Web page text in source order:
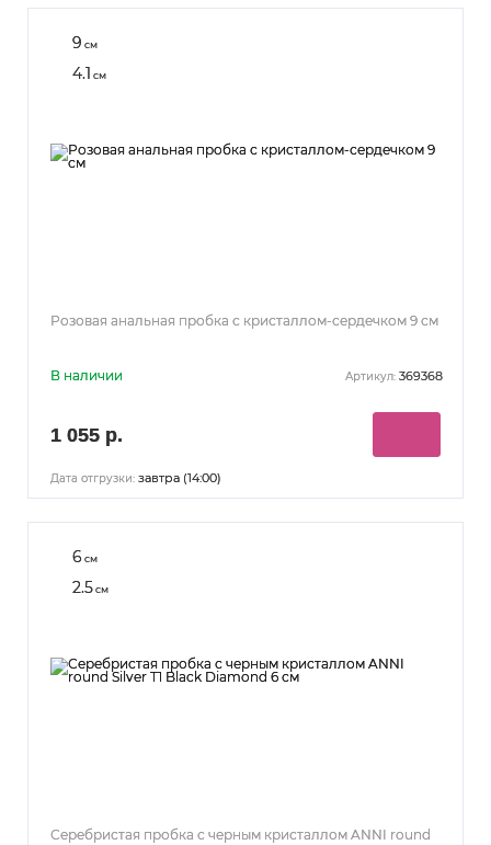
9 см
4.1 см
Розовая анальная пробка с кристаллом-сердечком 9 см
В наличии Артикул: 369368
1 055 р.
Дата отгрузки: завтра (14:00)
6 см
2.5см
Серебристая пробка с черным кристаллом ANNI round